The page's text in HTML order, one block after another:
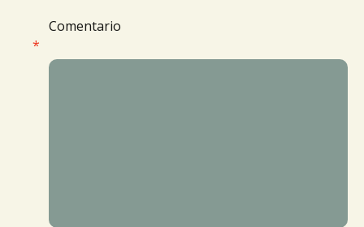
Comentario
*